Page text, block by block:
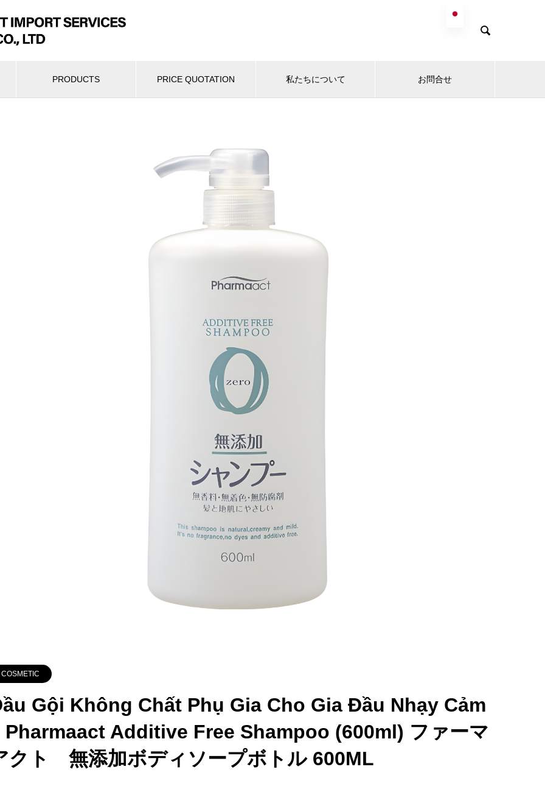

PRODUCTS PRICE QUOTATION 私たちについて お問合せ
COSMETIC
Gội Không Chất Phụ Gia Cho Gia Đầu Nhạy Cảm
Pharmaact Additive Free Shampoo (600ml) ファーマ
クト 無添加ボディソープボトル 600ML